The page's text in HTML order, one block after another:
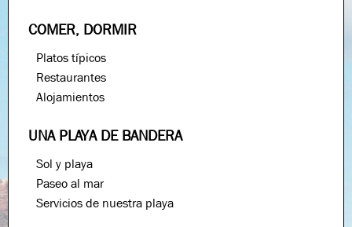
COMER, DORMIR
Platos típicos
Restaurantes
Alojamientos
UNA PLAYA DE BANDERA
Sol y playa
Paseo al mar
Servicios de nuestra playa